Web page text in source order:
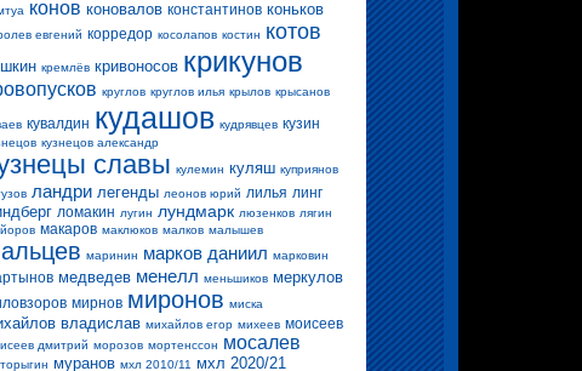
конов коновалов константинов коньков
евгений корредор косолапов костин котов
кремлёв кривоносов крикунов
круглов круглов илья крылов крысанов
кувалдин кудашов кудрявцев кузин
кузнецов александр
славы кулемин куляш куприянов
ландри легенды леонов юрий лилья линг
ломакин лугин лундмарк люзенков лягин
макаров маклюков малков малышев
маринин марков даниил марковин
медведев менелл меньшиков меркулов
мирнов миронов миска
владислав михайлов егор михеев моисеев
дмитрий морозов мортенссон мосалев
муранов мхл 2010/11 мхл 2020/21